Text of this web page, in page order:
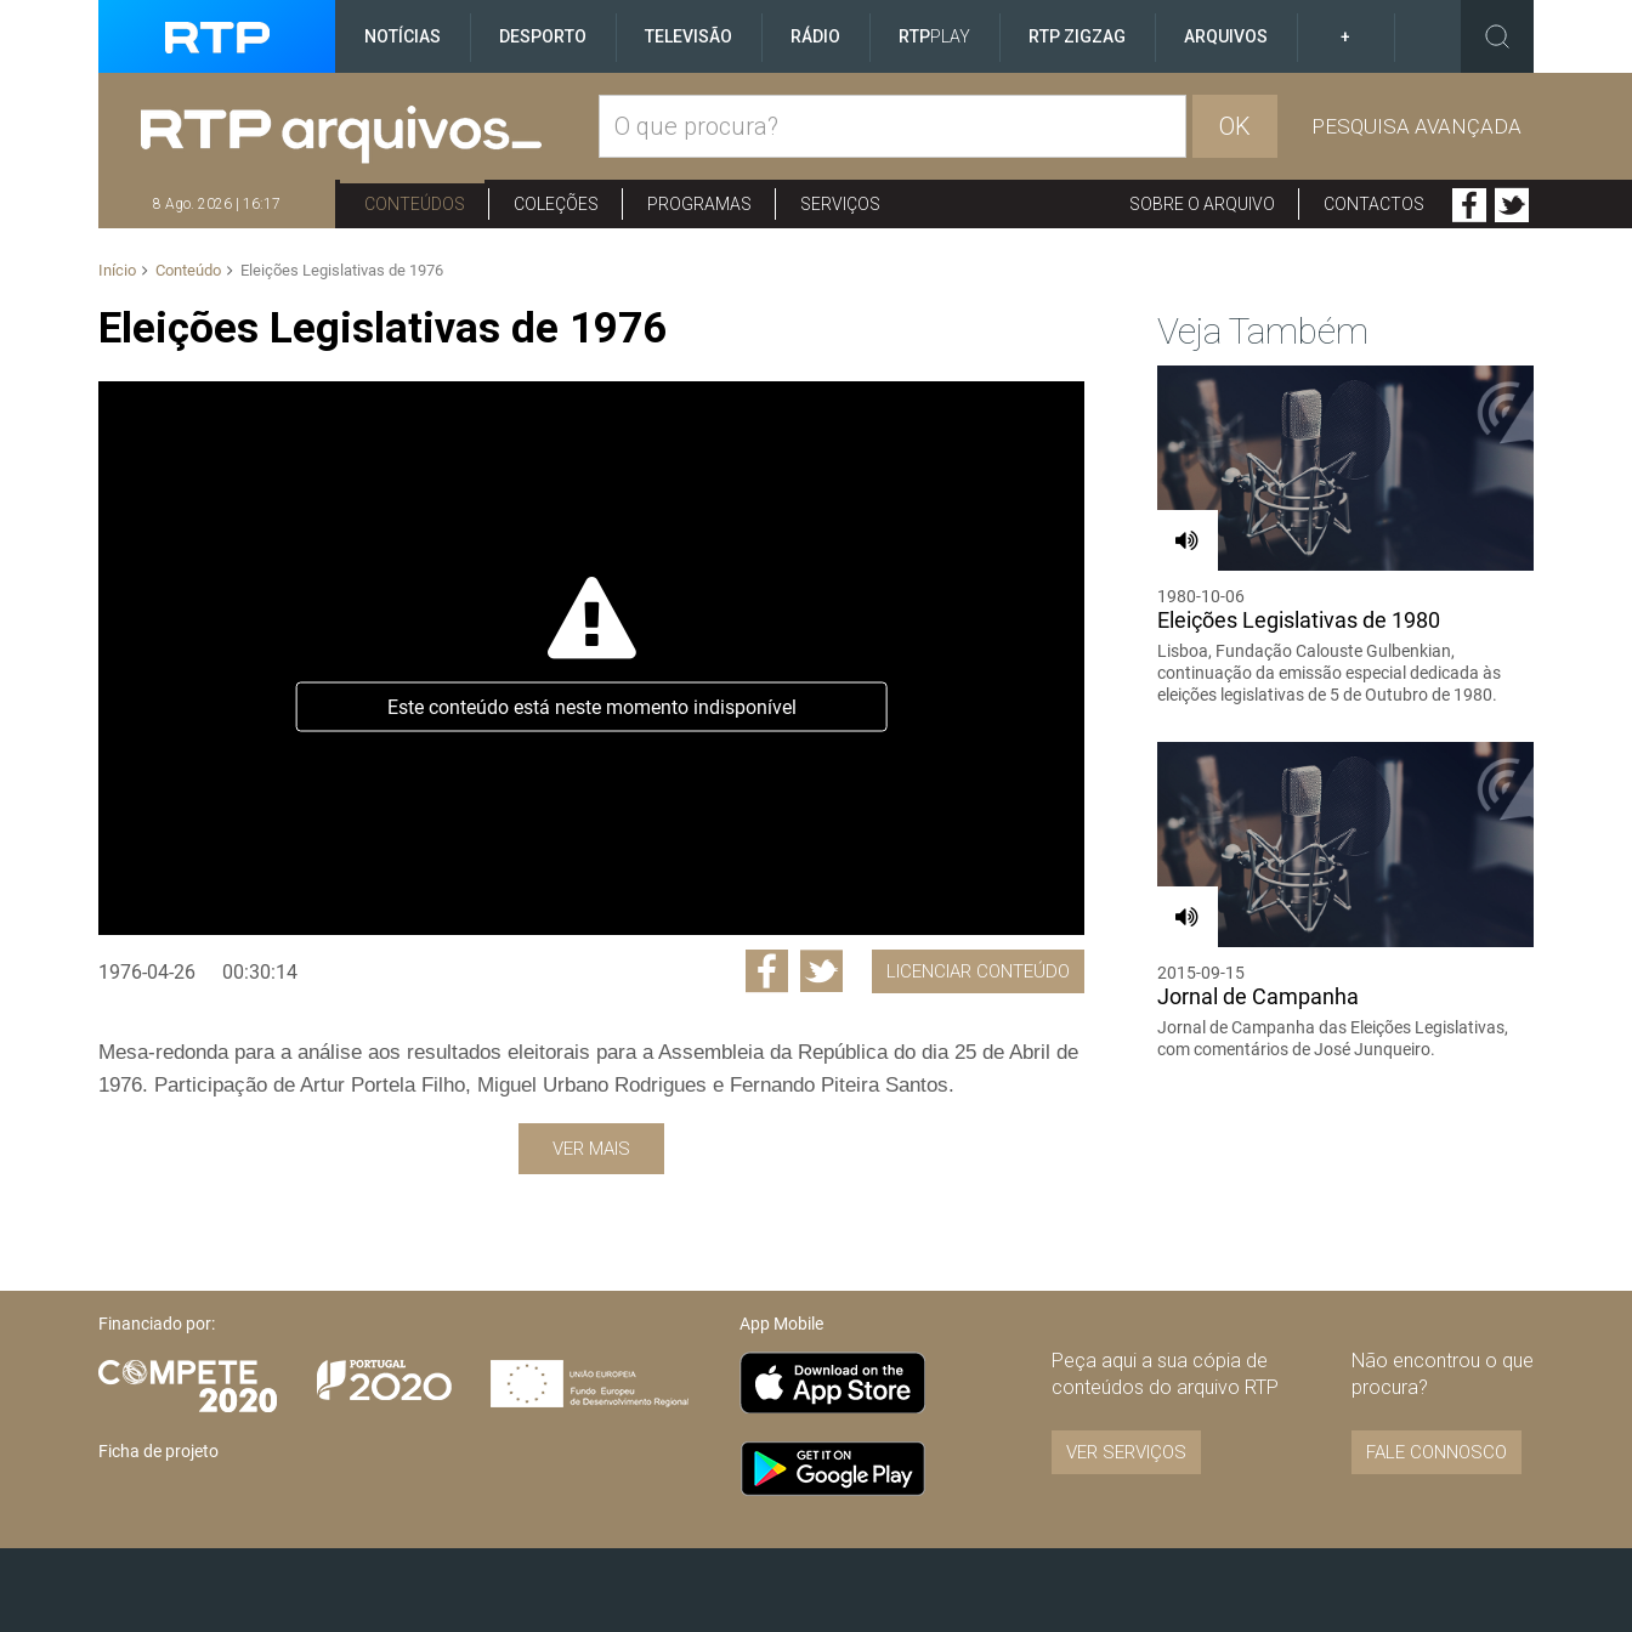
NOTÍCIAS DESPORTO TELEVISÃO RÁDIO RTPPLAY RTP ZIGZAG ARQUIVOS +
OK PESQUISA AVANÇADA
8 Ago. 2026 | 16:17 CONTEÚDOS COLEÇÕES PROGRAMAS SERVIÇOS SOBRE O ARQUIVO CONTACTOS
Início Conteúdo Eleições Legislativas de 1976
Eleições Legislativas de 1976
Este conteúdo está neste momento indisponível
1976-04-26 00:30:14 LICENCIAR CONTEÚDO
Mesa-redonda para a análise aos resultados eleitorais para a Assembleia da República do dia 25 de Abril de
1976. Participação de Artur Portela Filho, Miguel Urbano Rodrigues e Fernando Piteira Santos.
VER MAIS
Veja Também
1980-10-06
Eleições Legislativas de 1980
Lisboa, Fundação Calouste Gulbenkian,
continuação da emissão especial dedicada às
eleições legislativas de 5 de Outubro de 1980.
2015-09-15
Jornal de Campanha
Jornal de Campanha das Eleições Legislativas,
com comentários de José Junqueiro.
Financiado por:
Ficha de projeto
App Mobile
Peça aqui a sua cópia de
conteúdos do arquivo RTP
VER SERVIÇOS
Não encontrou o que
procura?
FALE CONNOSCO